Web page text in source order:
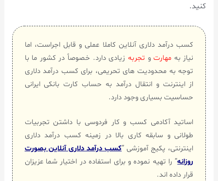
کنید.
کسب درآمد دلاری آنلاین کاملا عملی و قابل اجراست، اما
نیاز به مهارتو تجربه زیادی دارد. خصوصاً در کشور ما با
توجه به محدودیت های تحریمی، برای کسب درآمد دلاری
از اینترنت و انتقال درآمد به حساب کارت بانکی ایرانی
حساسیت بسیاری وجود دارد.
اساتید آکادمی کسب و کار فردوسی با داشتن تجربیات
طولانی و سابقه کاری بالا در زمینه کسب درآمد دلاری
اینترنتی، پکیج آموزشی ”کسب درآمد دلاری آنلاین بصورت
روزانه“ را تهیه نموده و برای استفاده در اختیار شما عزیزان
قرار داده اند.